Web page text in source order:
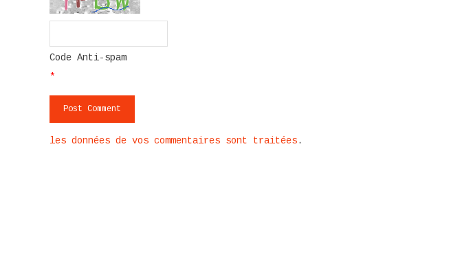
Code Anti-spam
*
les données de vos commentaires sont traitées.